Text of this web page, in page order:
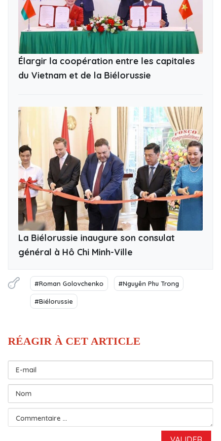
Élargir la coopération entre les capitales
du Vietnam et de la Biélorussie
La Biélorussie inaugure son consulat
général à Hô Chi Minh-Ville
#Roman Golovchenko #Nguyên Phu Trong
#Biélorussie